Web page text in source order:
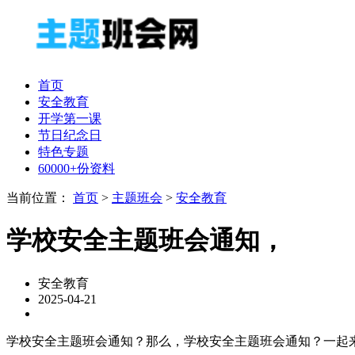
首页
安全教育
开学第一课
节日纪念日
特色专题
60000+份资料
当前位置： 首页 > 主题班会 > 安全教育
学校安全主题班会通知，
安全教育
2025-04-21
学校安全主题班会通知？那么，学校安全主题班会通知？一起